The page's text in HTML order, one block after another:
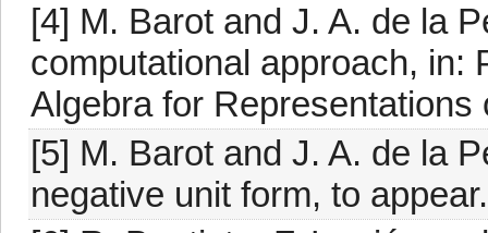
[4] M. Barot and J. A. de la
computational approach, in:
Algebra for
[5] M. Barot and J. A. de la
negative unit form, to appear.